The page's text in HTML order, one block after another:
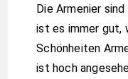
Die Armenier
ist es immer gut,
Schönheiten
ist hoch